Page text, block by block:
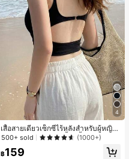
4
เสื้อสายเดี่ยวเซ็กซี่ไร้หลังสำหรับผู้หญิง
พร้อมบราแบบมีฟองน้ำ, เสื้อกล้ามแขน
500+ sold (1000+)
฿159